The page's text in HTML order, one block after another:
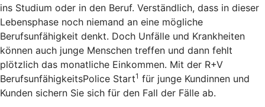
ins Studium oder in den Beruf. Verständlich, dass in dieser
Lebensphase noch niemand an eine mögliche
Berufsunfähigkeit denkt. Doch Unfälle und Krankheiten
können auch junge Menschen treffen und dann fehlt
plötzlich das monatliche Einkommen. Mit der R+V
BerufsunfähigkeitsPolice Start1 für junge Kundinnen und
Kunden sichern Sie sich für den Fall der Fälle ab.